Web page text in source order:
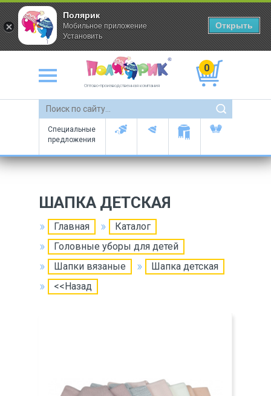
Оптово-производственная компания
0
Специальные
предложения
ШАПКА ДЕТСКАЯ
Главная
Каталог
Головные уборы для детей
Шапки вязаные
Шапка детская
<<Назад
Полярик
Мобильное приложение
Установить
Открыть